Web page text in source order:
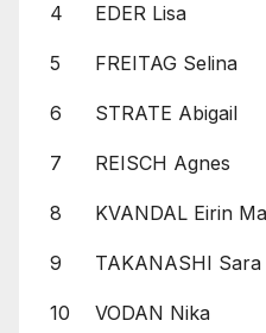
4 EDER Lisa
5 FREITAG Selina
6 STRATE Abigail
7 REISCH Agnes
8 KVANDAL Eirin
9 TAKANASHI Sara
10 VODAN Nika